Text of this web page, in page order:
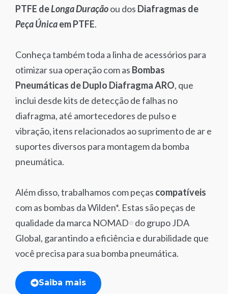
PTFE deLonga Duraçãoou dos Diafragmas de
Peça Únicaem PTFE.
Conheça também toda a linha de acessórios para
otimizar sua operação com as Bombas
Pneumáticas de Duplo Diafragma ARO, que
inclui desde kits de detecção de falhas no
diafragma, até amortecedores de pulso e
vibração, itens relacionados ao suprimento de ar e
suportes diversos para montagem da bomba
pneumática.
Além disso, trabalhamos com peças compatíveis
com as bombas da Wilden*. Estas são peças de
qualidade da marca NOMAD® do grupo JDA
Global, garantindo a eficiência e durabilidade que
você precisa para sua bomba pneumática.
Saiba mais